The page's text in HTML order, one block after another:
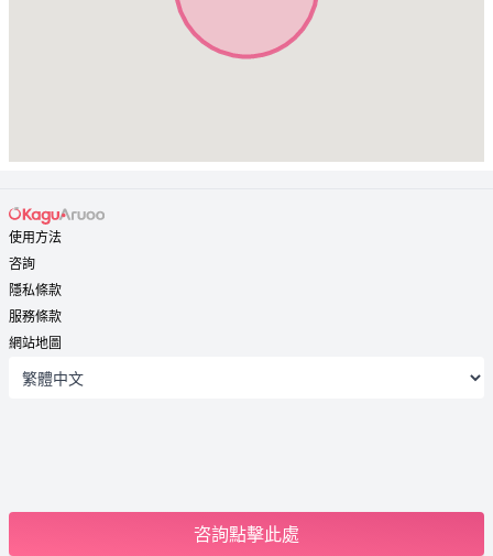
咨詢點擊此處
使用方法
咨詢
隱私條款
服務條款
網站地圖